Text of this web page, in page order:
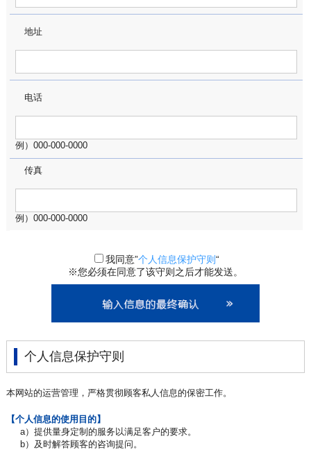
地址
电话
例）000-000-0000
传真
例）000-000-0000
我同意”个人信息保护守则“
※您必须在同意了该守则之后才能发送。
个人信息保护守则
本网站的运营管理，严格贯彻顾客私人信息的保密工作。
【个人信息的使用目的】
a）提供量身定制的服务以满足客户的要求。
b）及时解答顾客的咨询提问。